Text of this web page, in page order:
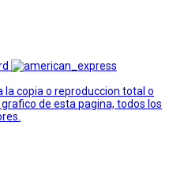
copia o reproduccion total o
de esta pagina, todos los